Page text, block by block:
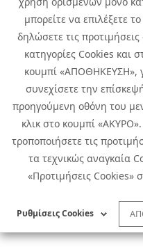
μπορείτε να επιλέξετε
δηλώσετε τις
κατηγορίες Cookies και
κουμπί «ΑΠΟΘΗΚΕΥΣΗ»,
συνεχίσετε την
προηγούμενη οθόνη του
κλικ στο κουμπί
τροποποιήσετε τις
τα τεχνικώς αναγκαία
«Προτιμήσεις Cookies»
Ρυθμίσεις Cookies
Copyright © 2026 Infoquest.gr Με
Πολιτική Cookies
Πολιτική Απορρήτου: Για να
προσωπικών
Ειδική Δήλωση CCTV